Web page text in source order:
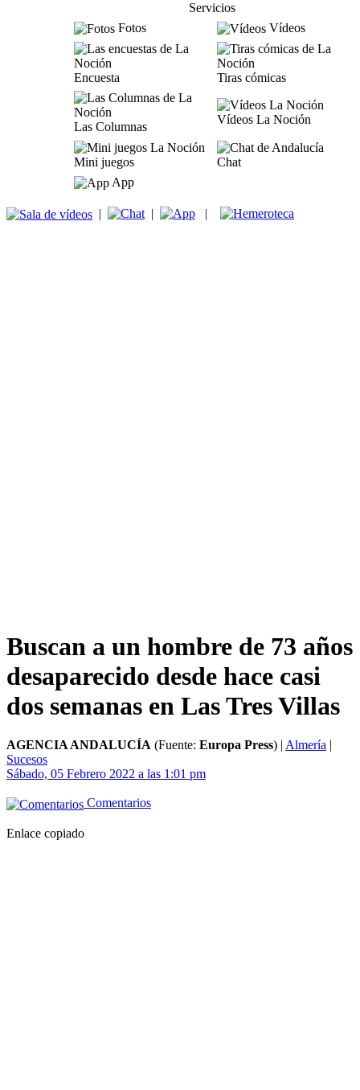
Servicios
Fotos
Vídeos
Encuesta Tiras cómicas
Las Columnas
Vídeos La Noción
Mini juegos
Chat
App
| | |
Buscan a un hombre de 73 años
desaparecido desde hace casi
dos semanas en Las Tres Villas
AGENCIA ANDALUCÍA (Fuente: Europa Press) | Almería |
Sucesos
Sábado, 05 Febrero 2022 a las 1:01 pm
Comentarios
Enlace copiado